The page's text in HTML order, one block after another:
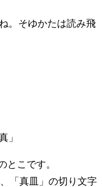
。そゆかたは読み飛
」
とこです。
「真皿」の切り文字